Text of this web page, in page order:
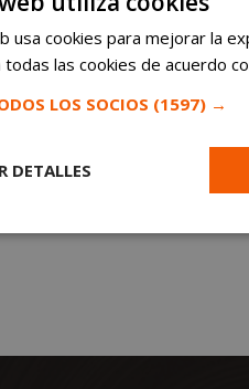
usa cookies para mejorar la
las cookies de acuerdo
LOS SOCIOS (1597) →
DETALLES
Cookies de